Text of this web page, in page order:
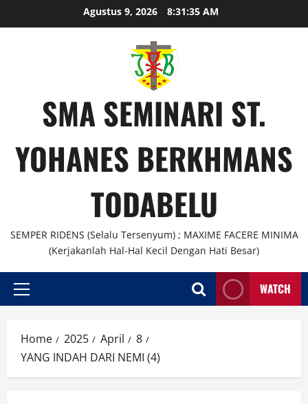
Agustus 9, 2026 8:31:36 AM
SMA SEMINARI ST.
YOHANES BERKHMANS
TODABELU
SEMPER RIDENS (Selalu Tersenyum) ; MAXIME FACERE MINIMA
(Kerjakanlah Hal-Hal Kecil Dengan Hati Besar)
WATCH
Home 2025 April
8
YANG INDAH DARI NEMI (4)